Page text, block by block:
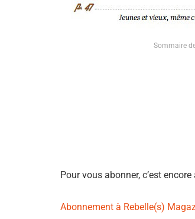
Sommaire
Pour vous abonner, c’est
Abonnement à Rebelle(s)